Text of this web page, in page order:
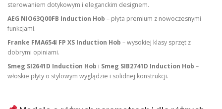
sterowaniem dotykowym i eleganckim designem.
AEG NIO63Q00FB Induction Hob – płyta premium z nowoczesnymi
funkcjami.
Franke FMA654I FP XS Induction Hob – wysokiej klasy sprzęt z
dobrymi opiniami.
Smeg SI2641D Induction Hob i Smeg SIB2741D Induction Hob –
włoskie płyty o stylowym wyglądzie i solidnej konstrukcji.